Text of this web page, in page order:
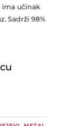
učinak
Sadrži 98%